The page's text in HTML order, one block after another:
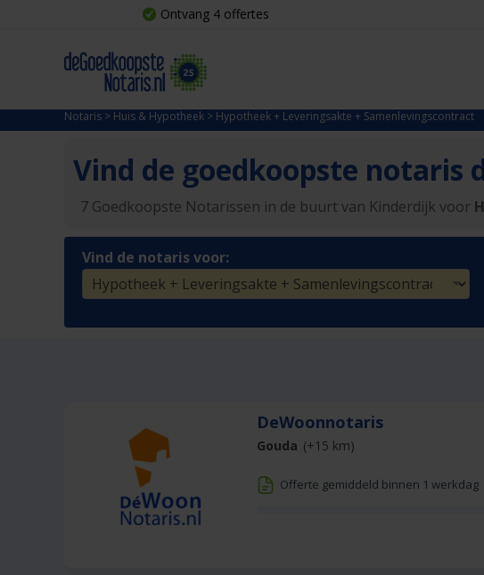
Ontvang 4 offertes
Notaris > Huis & Hypotheek > Hypotheek + Leveringsakte + Samenlevingscontract
Vind de goedkoopste notaris
7 Goedkoopste Notarissen in de buurt van Kinderdijk voor
Vind de notaris voor:
DeWoonnotaris
Gouda (+15 km)
Offerte gemiddeld binnen 1 werkdag